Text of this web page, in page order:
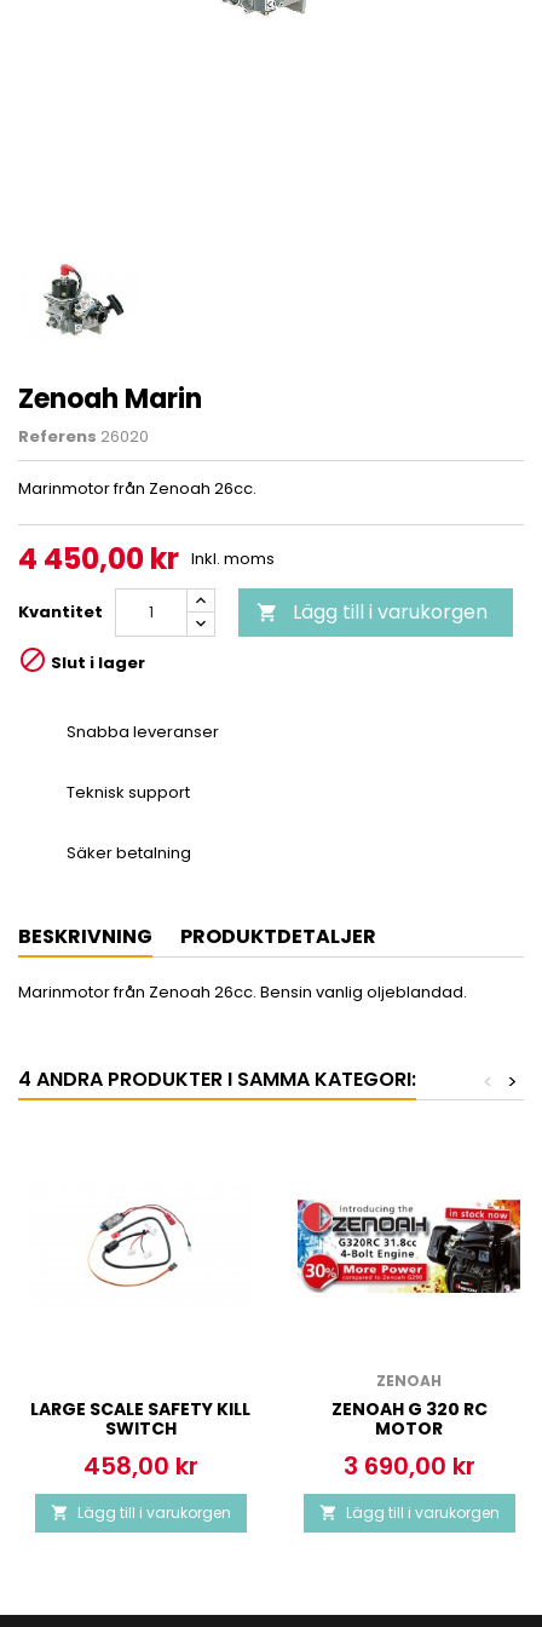
Zenoah Marin
Referens 26020
Marinmotor från Zenoah 26cc.
4 450,00 kr Inkl. moms
Kvantitet  Lägg till i varukorgen
 Slut i lager
Snabba leveranser
Teknisk support
Säker betalning
BESKRIVNING PRODUKTDETALJER
Marinmotor från Zenoah 26cc. Bensin vanlig oljeblandad.
4 ANDRA PRODUKTER I SAMMA KATEGORI: >
<
LARGE SCALE SAFETY KILL
SWITCH
Pris
458,00 kr
 Lägg till i varukorgen
ZENOAH
ZENOAH G 320 RC
MOTOR
Pris
3 690,00 kr
 Lägg till i varukorgen